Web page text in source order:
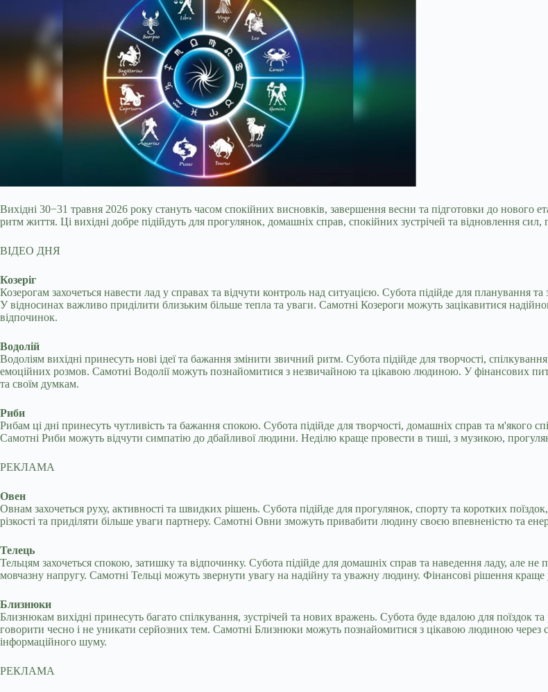
Вихідні 30−31 травня 2026 року стануть часом спокійних висновків, завершення весни та підготовки до нового
ритм життя. Ці вихідні добре підійдуть для прогулянок, домашніх справ, спокійних зустрічей та відновлення
ВІДЕО ДНЯ
Козеріг
Козерогам захочеться навести лад у справах та відчути контроль над ситуацією. Субота підійде для планування
У відносинах важливо приділити близьким більше тепла та уваги. Самотні Козероги можуть зацікавитися
відпочинок.
Водолій
Водоліям вихідні принесуть нові ідеї та бажання змінити звичний ритм. Субота підійде для творчості,
емоційних розмов. Самотні Водолії можуть познайомитися з незвичайною та цікавою людиною. У фінансових
та своїм думкам.
Риби
Рибам ці дні принесуть чутливість та бажання спокою. Субота підійде для творчості, домашніх справ та м'якого
Самотні Риби можуть відчути симпатію до дбайливої людини. Неділю краще провести в тиші, з музикою,
РЕКЛАМА
Овен
Овнам захочеться руху, активності та швидких рішень. Субота підійде для прогулянок, спорту та коротких
різкості та приділяти більше уваги партнеру. Самотні Овни зможуть привабити людину своєю впевненістю та
Телець
Тельцям захочеться спокою, затишку та відпочинку. Субота підійде для домашніх справ та наведення ладу, але
мовчазну напругу. Самотні Тельці можуть звернути увагу на надійну та уважну людину. Фінансові рішення
Близнюки
Близнюкам вихідні принесуть багато спілкування, зустрічей та нових вражень. Субота буде вдалою для
говорити чесно і не уникати серйозних тем. Самотні Близнюки можуть познайомитися з цікавою людиною через
інформаційного шуму.
РЕКЛАМА